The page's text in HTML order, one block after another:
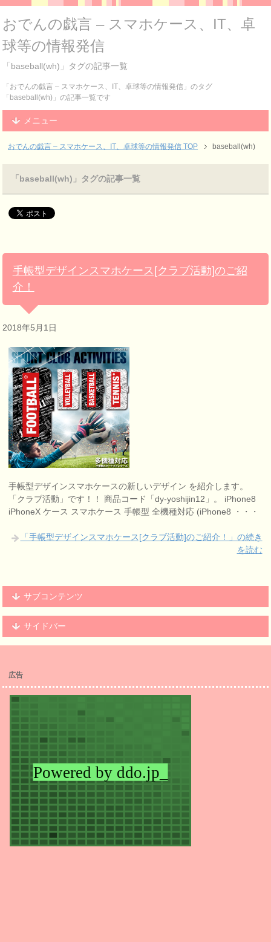
おでんの戯言 – スマホケース、IT、卓
球等の情報発信
「baseball(wh)」タグの記事一覧
「おでんの戯言 – スマホケース、IT、卓球等の情報発信」のタグ
「baseball(wh)」の記事一覧です
メニュー
おでんの戯言 – スマホケース、IT、卓球等の情報発信 TOP baseball(wh)
「baseball(wh)」タグの記事一覧
手帳型デザインスマホケース[クラブ活動]のご紹
介！
2018年5月1日
手帳型デザインスマホケースの新しいデザイン を紹介します。
「クラブ活動」です！！ 商品コード「dy-yoshijin12」。 iPhone8
iPhoneX ケース スマホケース 手帳型 全機種対応 (iPhone8 ・・・
「手帳型デザインスマホケース[クラブ活動]のご紹介！」の続き
を読む
サブコンテンツ
サイドバー
広告